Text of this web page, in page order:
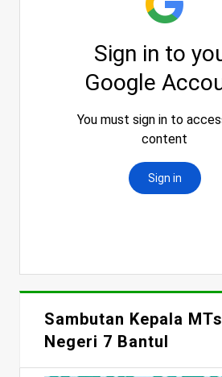
Sambutan Kepala MTs
Negeri 7 Bantul